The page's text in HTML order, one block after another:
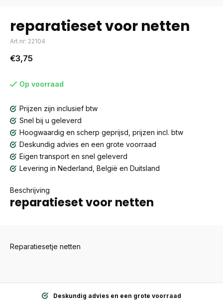
reparatieset voor netten
Art.nr: 22104
€3,75
Op voorraad
Prijzen zijn inclusief btw
Snel bij u geleverd
Hoogwaardig en scherp geprijsd, prijzen incl. btw
Deskundig advies en een grote voorraad
Eigen transport en snel geleverd
Levering in Nederland, België en Duitsland
Beschrijving
reparatieset voor netten
Reparatiesetje netten
Deskundig advies en een grote voorraad